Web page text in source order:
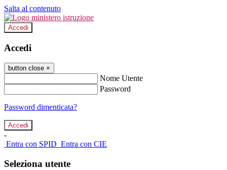
Salta al contenuto
Accedi
Accedi
button close ×
Nome Utente
Password
Password dimenticata?
-
Entra con SPID Entra con CIE
Seleziona utente